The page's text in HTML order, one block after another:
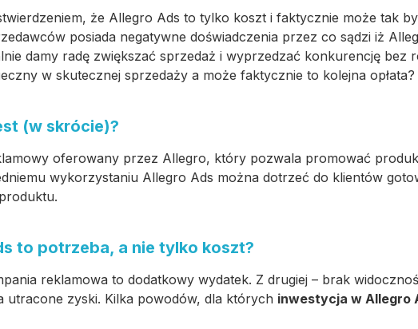
że Allegro Ads to tylko koszt i faktycznie może tak
posiada negatywne doświadczenia przez co sądzi iż
damy radę zwiększać sprzedaż i wyprzedzać konkurencję bez
w skutecznej sprzedaży a może faktycznie to kolejna opłata?
(w skrócie)?
oferowany przez Allegro, który pozwala promować
wykorzystaniu Allegro Ads można dotrzeć do klientów
to potrzeba, a nie tylko koszt?
reklamowa to dodatkowy wydatek. Z drugiej – brak
utracone zyski. Kilka powodów, dla których inwestycja w Allegro